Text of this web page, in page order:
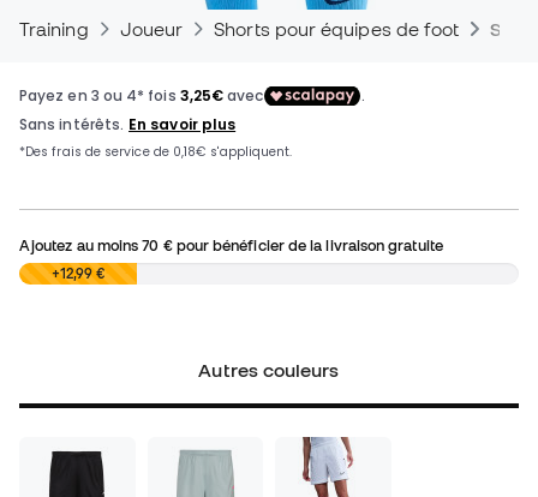
Training Joueur Shorts pour équipes de foot
Ajoutez au moins70 €pour bénéficier de la livraison gratuite
0,00 €+12,99 €
Autres couleurs